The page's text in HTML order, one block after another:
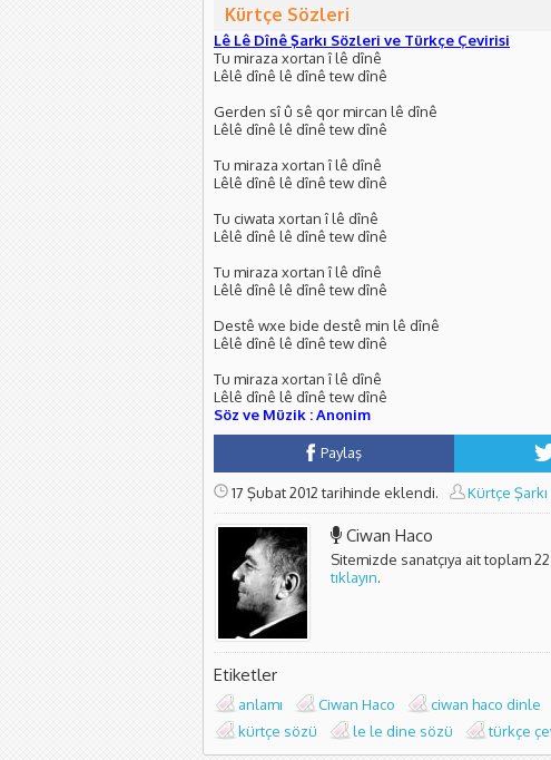
Kürtçe Sözleri
Lê Lê Dînê Şarkı Sözleri ve Türkçe Çevirisi
Tu miraza xortan î lê dînê
Lêlê dînê lê dînê tew dînê
Gerden sî û sê qor mircan lê dînê
Lêlê dînê lê dînê tew dînê
Tu miraza xortan î lê dînê
Lêlê dînê lê dînê tew dînê
Tu ciwata xortan î lê dînê
Lêlê dînê lê dînê tew dînê
Tu miraza xortan î lê dînê
Lêlê dînê lê dînê tew dînê
Destê wxe bide destê min lê dînê
Lêlê dînê lê dînê tew dînê
Tu miraza xortan î lê dînê
Lêlê dînê lê dînê tew dînê
Söz ve Müzik : Anonim
Paylaş
17 Şubat 2012 tarihinde eklendi. Kürtçe
Ciwan Haco
Sitemizde sanatçıya ait toplam
tıklayın.
Etiketler
anlamı Ciwan Haco ciwan haco dinle
kürtçe sözü
le le dine sözü türkçe